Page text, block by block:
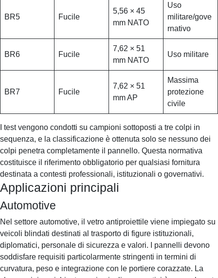
BR5 Fucile
5,56 × 45
mm NATO
Uso
militare/gove
rnativo
BR6 Fucile
7,62 × 51
mm NATO
Uso militare
BR7 Fucile
7,62 × 51
mm AP
Massima
protezione
civile
I test vengono condotti su campioni sottoposti a tre colpi in
sequenza, e la classificazione è ottenuta solo se nessuno dei
colpi penetra completamente il pannello. Questa normativa
costituisce il riferimento obbligatorio per qualsiasi fornitura
destinata a contesti professionali, istituzionali o governativi.
Applicazioni principali
Automotive
Nel settore automotive, il vetro antiproiettile viene impiegato su
veicoli blindati destinati al trasporto di figure istituzionali,
diplomatici, personale di sicurezza e valori. I pannelli devono
soddisfare requisiti particolarmente stringenti in termini di
curvatura, peso e integrazione con le portiere corazzate. La